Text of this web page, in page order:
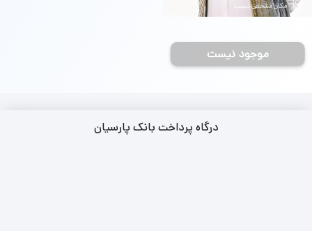
مکان مشخص نیست
موجود نیست
درگاه پرداخت بانک پارسیان